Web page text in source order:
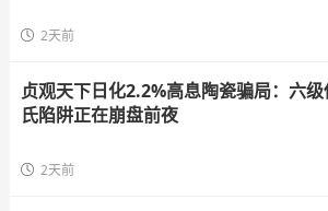
2天前
贞观天下日化2.2%高息陶瓷骗局：六
氏陷阱正在崩盘前夜
2天前